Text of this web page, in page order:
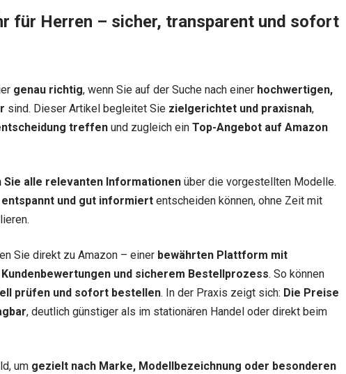
für Herren – sicher, transparent und sofort
genau richtig, wenn Sie auf der Suche nach einer hochwertigen,
sind. Dieser Artikel begleitet Sie zielgerichtet und praxisnah,
treffen und zugleich ein Top-Angebot auf Amazon
Sie alle relevanten Informationen über die vorgestellten Modelle.
und gut informiert entscheiden können, ohne Zeit mit
Sie direkt zu Amazon – einer bewährten Plattform mit
und sicherem Bestellprozess. So können
prüfen und sofort bestellen. In der Praxis zeigt sich: Die Preise
, deutlich günstiger als im stationären Handel oder direkt beim
um gezielt nach Marke, Modellbezeichnung oder besonderen